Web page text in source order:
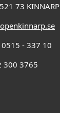
73 KINNARP
- 337 10
300 3765